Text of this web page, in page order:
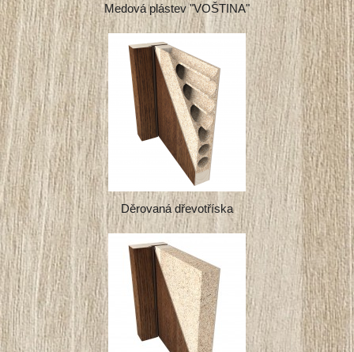
Medová plástev "VOŠTINA"
Děrovaná dřevotříska